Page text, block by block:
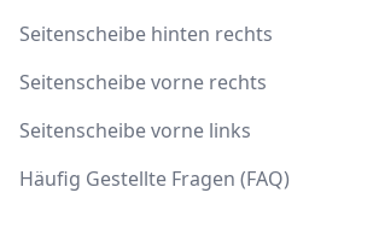
Seitenscheibe hinten rechts
Seitenscheibe vorne rechts
Seitenscheibe vorne links
Häufig Gestellte Fragen (FAQ)